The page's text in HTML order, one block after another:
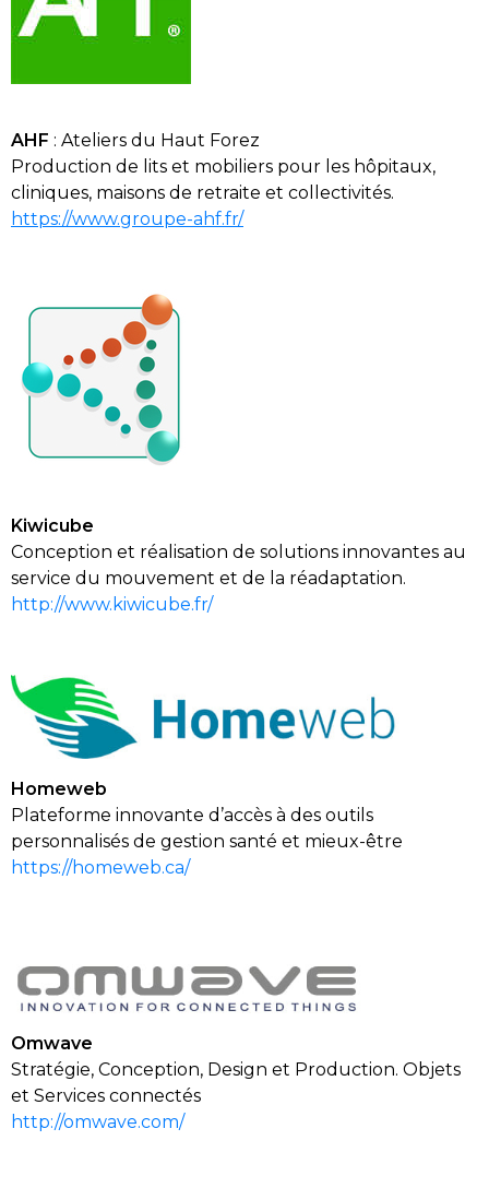
AHF : Ateliers du Haut Forez
Production de lits et mobiliers pour les hôpitaux,
cliniques, maisons de retraite et collectivités.
https://www.groupe-ahf.fr/
Kiwicube
Conception et réalisation de solutions innovantes au
service du mouvement et de la réadaptation.
http://www.kiwicube.fr/
Homeweb
P lateforme innovante d’accès à des outils
personnalisés de gestion santé et mieux-être
https://homeweb.ca/
Omwave
Stratégie, Conception, Design et Production. Objets
et Services connectés
http://omwave.com/